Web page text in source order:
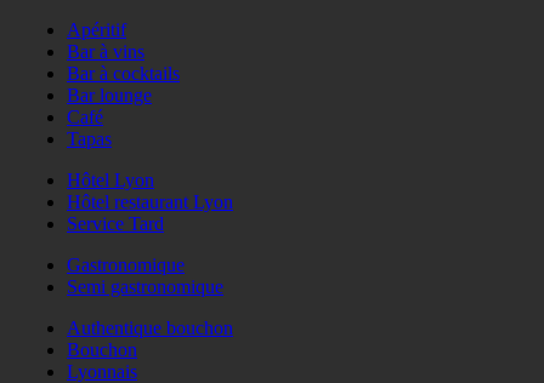
Apéritif
Bar à vins
Bar à cocktails
Bar lounge
Café
Tapas
Hôtel Lyon
Hôtel restaurant Lyon
Service Tard
Gastronomique
Semi gastronomique
Authentique bouchon
Bouchon
Lyonnais